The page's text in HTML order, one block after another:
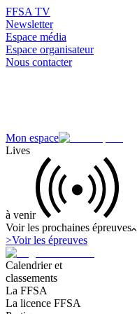
FFSA TV
Newsletter
Espace média
Espace organisateur
Nous contacter
Mon espace
Lives
à venir
Voir les prochaines épreuves
>Voir les épreuves
Calendrier et
classements
La FFSA
La licence FFSA